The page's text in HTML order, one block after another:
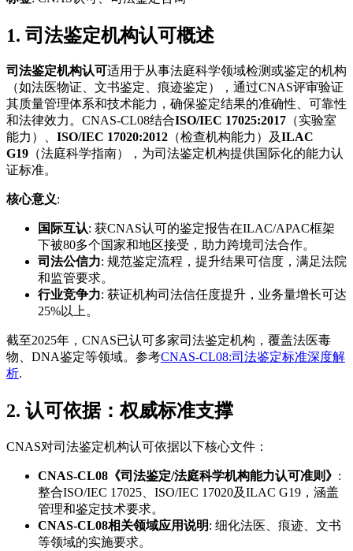
1. 司法鉴定机构认可概述
司法鉴定机构认可适用于从事法庭科学领域检测或鉴定的机构
（如法医物证、文书鉴定、痕迹鉴定），通过CNAS评审验证
其质量管理体系和技术能力，确保鉴定结果的准确性、可靠性
和法律效力。CNAS-CL08结合ISO/IEC 17025:2017 （实验室
能力）、 ISO/IEC 17020:2012 （检查机构能力）及ILAC
G19 （法庭科学指南），为司法鉴定机构提供国际化的能力认
证标准。
核心意义:
国际互认: 获CNAS认可的鉴定报告在ILAC/APAC框架
下被80多个国家和地区接受，助力跨境司法合作。
司法公信力: 规范鉴定流程，提升结果可信度，满足法院
和监管要求。
行业竞争力: 获证机构司法信任度提升，业务量增长可达
25%以上。
截至2025年，CNAS已认可多家司法鉴定机构，覆盖法医毒
物、DNA鉴定等领域。参考CNAS-CL08:司法鉴定标准深度解
析.
2. 认可依据：权威标准支撑
CNAS对司法鉴定机构认可依据以下核心文件：
CNAS-CL08《司法鉴定/法庭科学机构能力认可准则》 :
整合ISO/IEC 17025、ISO/IEC 17020及ILAC G19，涵盖
管理和鉴定技术要求。
CNAS-CL08相关领域应用说明: 细化法医、痕迹、文书
等领域的实施要求。